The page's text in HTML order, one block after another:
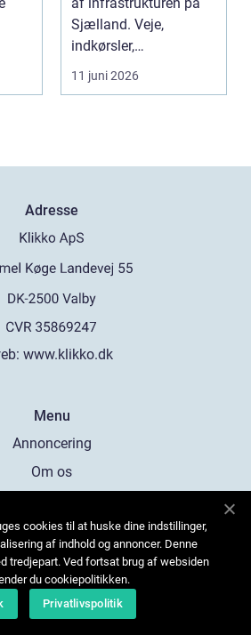
Sjælland. Veje,
indkørsler,
parkeringspladser og
stier...
11 juni 2026
Adresse
www.klikko.dk
Menu
Annoncering
Om os
Kontakt os
Sitemap
cookies til at huske dine indstillinger,
af indhold og annoncer. Denne
tredjepart. Ved fortsat brug af websiden
du cookiepolitikken.
Privatlivspolitik